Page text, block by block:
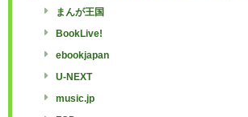
まんが王国
BookLive!
ebookjapan
U-NEXT
music.jp